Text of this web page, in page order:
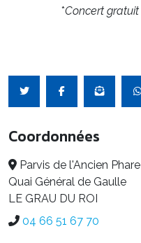
*Concert gratuit
Coordonnées
Parvis de l'Ancien Phare
Quai Général de Gaulle
LE GRAU DU ROI
04 66 51 67 70